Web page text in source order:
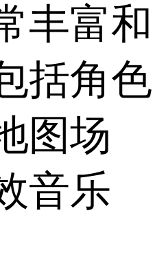
丰富和
括角色
图场
音乐